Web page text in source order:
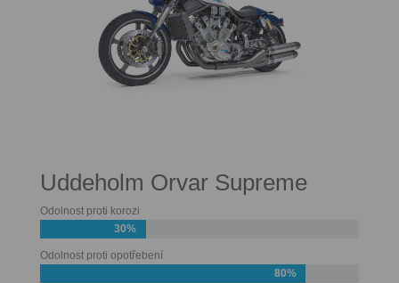
Uddeholm Orvar Supreme
Odolnost proti korozi
30%
Odolnost proti opotřebení
80%